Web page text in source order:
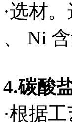
·选材
、 Ni
4.碳酸
·根据